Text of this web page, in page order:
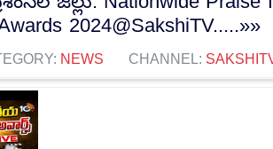
2024@SakshiTV.....»»
NEWS CHANNEL: